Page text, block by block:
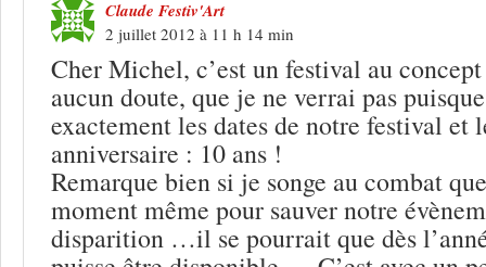
Claude Festiv'Art
2 juillet 2012 à 11 h 14 min
Cher Michel, c’est un festival au
aucun doute, que je ne verrai pas
exactement les dates de notre festival et
anniversaire : 10 ans !
Remarque bien si je songe au combat
moment même pour sauver notre
disparition …il se pourrait que dès